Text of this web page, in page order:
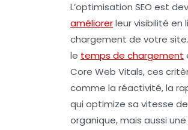
L’optimisation SEO est
améliorerleur visibilité en
chargement de votre
le temps de chargement
Core Web Vitals, ces
comme la réactivité, la
qui optimize sa vitesse
organique, mais aussi